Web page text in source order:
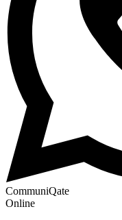
CommuniQate
Online